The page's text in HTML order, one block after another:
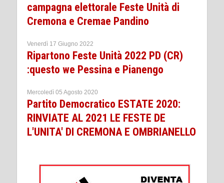
campagna elettorale Feste Unità di
Cremona e Cremae Pandino
Venerdì 17 Giugno 2022
Ripartono Feste Unità 2022 PD (CR)
:questo we Pessina e Pianengo
Mercoledì 05 Agosto 2020
Partito Democratico ESTATE 2020:
RINVIATE AL 2021 LE FESTE DE
L'UNITA' DI CREMONA E OMBRIANELLO